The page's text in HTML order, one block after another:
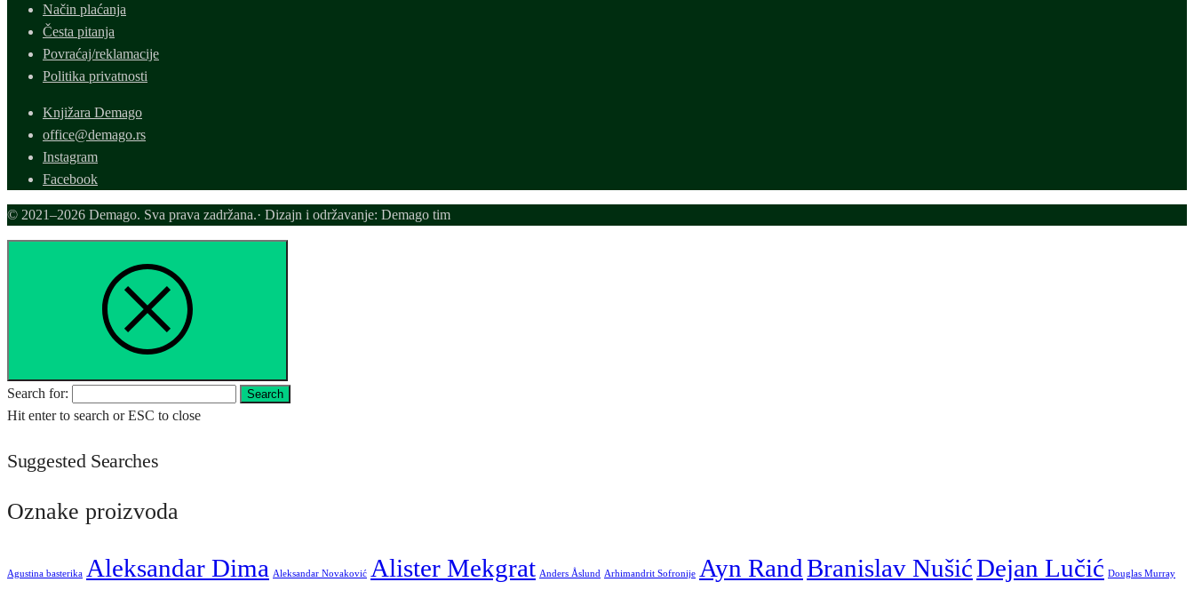
Način plaćanja
Česta pitanja
Povraćaj/reklamacije
Politika privatnosti
Knjižara Demago
office@demago.rs
Instagram
Facebook
© 2021–2026 Demago. Sva prava zadržana.· Dizajn i održavanje: Demago tim
Search for: Search
Hit enter to search or ESC to close
Suggested Searches
Oznake proizvoda
Agustina basterika Aleksandar Dima Aleksandar Novaković Alister Mekgrat Anders Åslund Arhimandrit Sofronije Ayn RandBranislav NušićDejan Lučić Douglas Murray